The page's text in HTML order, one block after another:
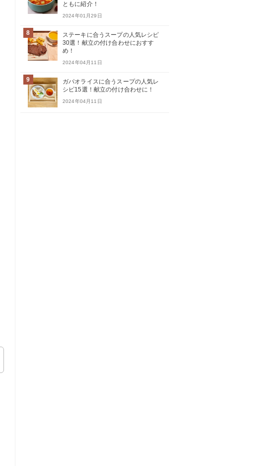
ともに紹介！
2024年01月29日
8
ステーキに合うスープの人気レシピ
30選！献立の付け合わせにおすす
め！
2024年04月11日
9
ガパオライスに合うスープの人気レ
シピ15選！献立の付け合わせに！
2024年04月11日